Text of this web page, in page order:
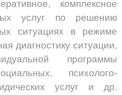
комплексное
услуг по решению
ситуациях в режиме
диагностику ситуации,
программы
психолого-
услуг и др.